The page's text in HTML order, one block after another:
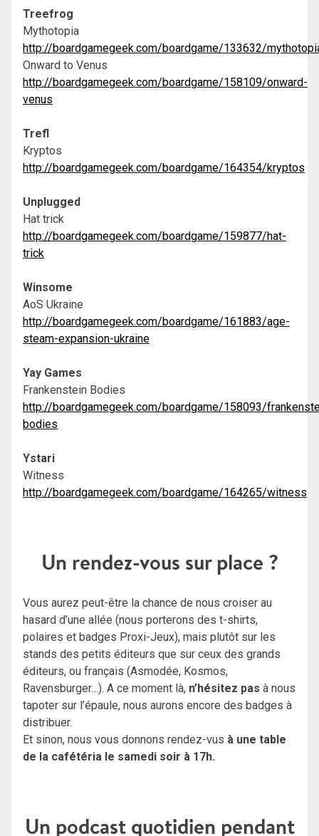
Treefrog
Mythotopia
http://boardgamegeek.com/boardgame/133632/
Onward to Venus
http://boardgamegeek.com/boardgame/158109/onward-
venus
Trefl
Kryptos
http://boardgamegeek.com/boardgame/164354/kryptos
Unplugged
Hat trick
http://boardgamegeek.com/boardgame/159877/hat-
trick
Winsome
AoS Ukraine
http://boardgamegeek.com/boardgame/161883/age-
steam-expansion-ukraine
Yay Games
Frankenstein Bodies
http://boardgamegeek.com/boardgame/158093/
bodies
Ystari
Witness
http://boardgamegeek.com/boardgame/164265/witness
Un rendez-vous sur place ?
Vous aurez peut-être la chance de nous croiser au
hasard d’une allée (nous porterons des t-shirts,
polaires et badges Proxi-Jeux), mais plutôt sur les
stands des petits éditeurs que sur ceux des grands
éditeurs, ou français (Asmodée, Kosmos,
Ravensburger…). A ce moment là, n’hésitez pas à nous
tapoter sur l’épaule, nous aurons encore des badges à
distribuer.
Et sinon, nous vous donnons rendez-vus à une table
de la cafétéria le samedi soir à 17h.
Un podcast quotidien pendant